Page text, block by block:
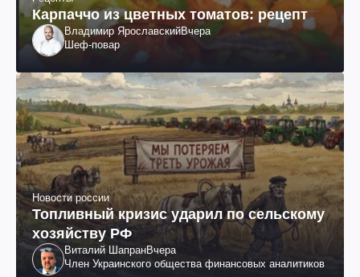
Карпаччо из цветных томатов: рецепт
Владимир ЯрославскийВчера
Шеф-повар
Новости россии
Топливный кризис ударил по сельскому
хозяйству РФ
Виталий ШапранВчера
Член Украинского общества финансовых аналитиков